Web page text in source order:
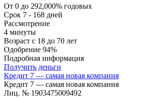
От 0 до 292,000% годовых
Срок 7 - 168 дней
Рассмотрение
4 минуты
Возраст с 18 до 70 лет
Одобрение 94%
Подробная информация
Получить деньги
Кредит 7 — самая новая компания
Кредит 7 — самая новая компания
Лиц. № 1903475009492